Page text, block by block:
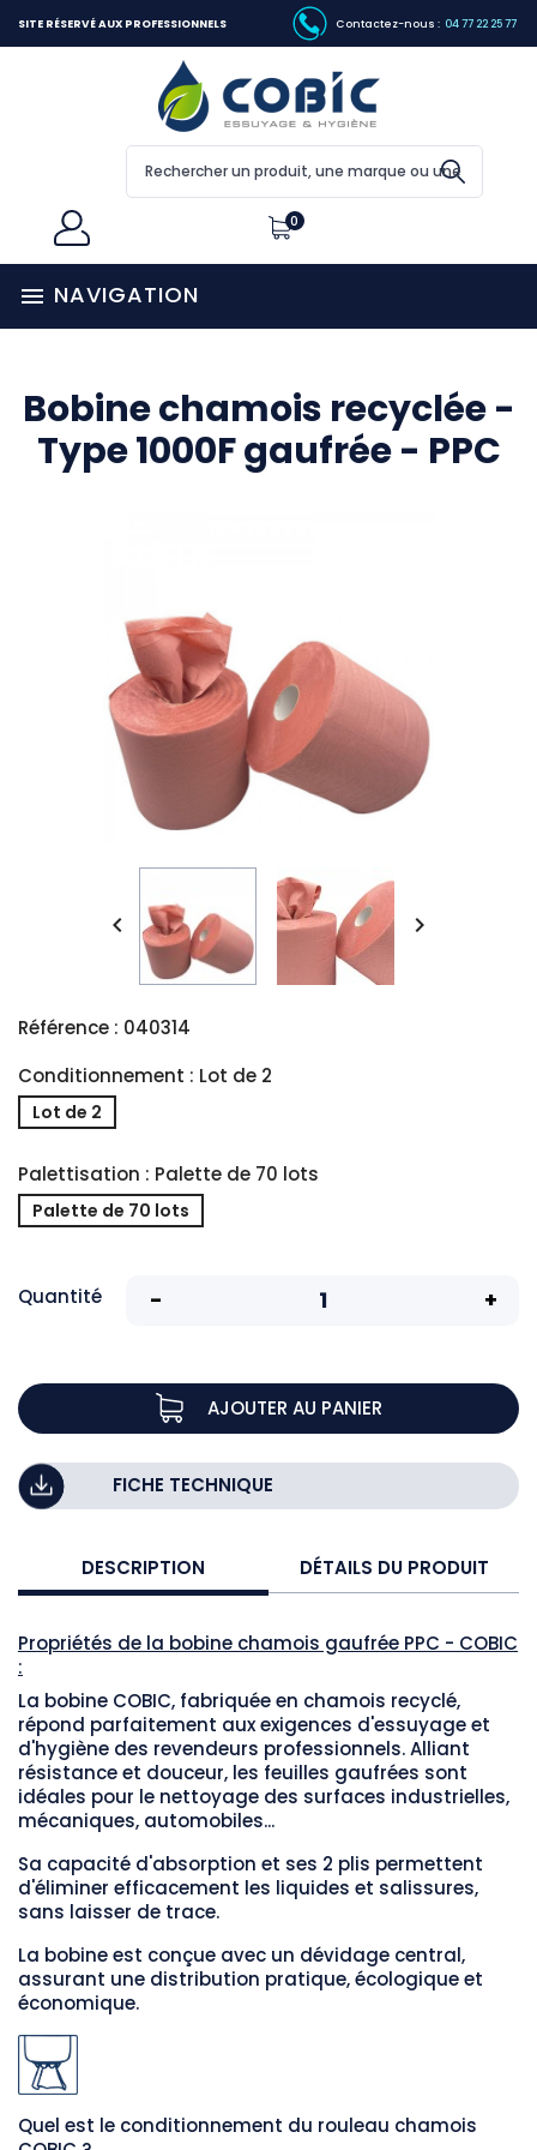
SITE RÉSERVÉ AUX PROFESSIONNELS Contactez-nous : 04 77 22 25 77
0
 NAVIGATION
Bobine chamois recyclée -
Type 1000F gaufrée - PPC
 
Référence : 040314
Conditionnement : Lot de 2
Lot de 2
Palettisation : Palette de 70 lots
Palette de 70 lots
Quantité
AJOUTER AU PANIER
FICHE TECHNIQUE
DESCRIPTION DÉTAILS DU PRODUIT
Propriétés de la bobine chamois gaufrée PPC - COBIC
:
La bobine COBIC, fabriquée en chamois recyclé,
répond parfaitement aux exigences d'essuyage et
d'hygiène des revendeurs professionnels. Alliant
résistance et douceur, les feuilles gaufrées sont
idéales pour le nettoyage des surfaces industrielles,
mécaniques, automobiles...
Sa capacité d'absorption et ses 2 plis permettent
d'éliminer efficacement les liquides et salissures,
sans laisser de trace.
La bobine est conçue avec un dévidage central,
assurant une distribution pratique, écologique et
économique.
Quel est le conditionnement du rouleau chamois